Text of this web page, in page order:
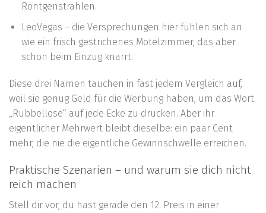
Röntgenstrahlen.
LeoVegas – die Versprechungen hier fühlen sich an
wie ein frisch gestrichenes Motelzimmer, das aber
schon beim Einzug knarrt.
Diese drei Namen tauchen in fast jedem Vergleich auf,
weil sie genug Geld für die Werbung haben, um das Wort
„Rubbellose“ auf jede Ecke zu drucken. Aber ihr
eigentlicher Mehrwert bleibt dieselbe: ein paar Cent
mehr, die nie die eigentliche Gewinnschwelle erreichen.
Praktische Szenarien – und warum sie dich nicht
reich machen
Stell dir vor, du hast gerade den 12. Preis in einer